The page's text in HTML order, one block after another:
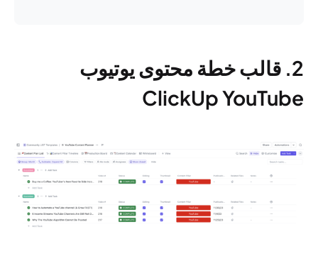
2. قالب خطة محتوى يوتيوب
ClickUp YouTube